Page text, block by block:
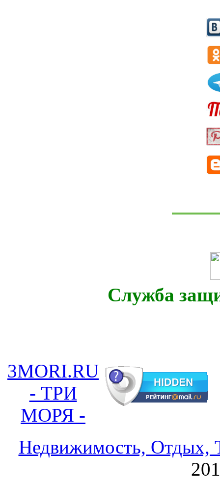
Служба
3MORI.RU
- ТРИ
МОРЯ -
Недвижимость, Отдых,